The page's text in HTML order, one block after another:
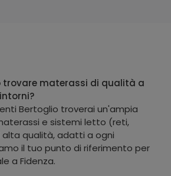
trovare materassi di qualità a
Bertoglio troverai un'ampia
e sistemi letto (reti,
alta qualità, adatti a ogni
il tuo punto di riferimento per
a Fidenza.